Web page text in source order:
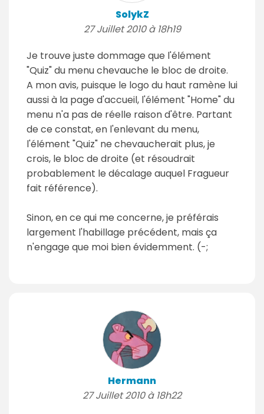
SolykZ
27 Juillet 2010 à 18h19
Je trouve juste dommage que l'élément
"Quiz" du menu chevauche le bloc de droite.
A mon avis, puisque le logo du haut ramène lui
aussi à la page d'accueil, l'élément "Home" du
menu n'a pas de réelle raison d'être. Partant
de ce constat, en l'enlevant du menu,
l'élément "Quiz" ne chevaucherait plus, je
crois, le bloc de droite (et résoudrait
probablement le décalage auquel Fragueur
fait référence).
Sinon, en ce qui me concerne, je préférais
largement l'habillage précédent, mais ça
n'engage que moi bien évidemment. (-;
Hermann
27 Juillet 2010 à 18h22